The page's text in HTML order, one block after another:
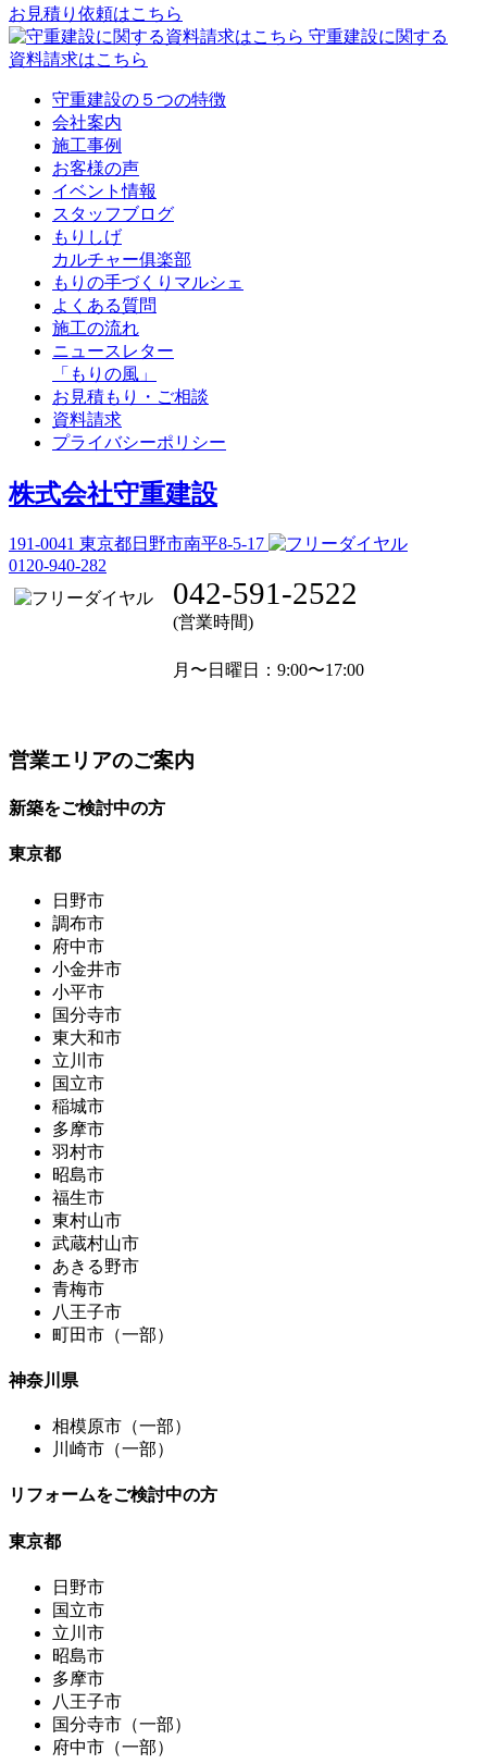
お見積り依頼はこちら
守重建設に関する
資料請求はこちら
守重建設の５つの特徴
会社案内
施工事例
お客様の声
イベント情報
スタッフブログ
もりしげ
カルチャー俱楽部
もりの手づくりマルシェ
よくある質問
施工の流れ
ニュースレター
「もりの風」
お見積もり・ご相談
資料請求
プライバシーポリシー
株式会社守重建設
191-0041 東京都日野市南平8-5-17
0120-940-282
042-591-2522
(営業時間)
月〜日曜日 ：9:00〜17:00
営業エリアのご案内
新築をご検討中の方
東京都
日野市
調布市
府中市
小金井市
小平市
国分寺市
東大和市
立川市
国立市
稲城市
多摩市
羽村市
昭島市
福生市
東村山市
武蔵村山市
あきる野市
青梅市
八王子市
町田市（一部）
神奈川県
相模原市（一部）
川崎市（一部）
リフォームをご検討中の方
東京都
日野市
国立市
立川市
昭島市
多摩市
八王子市
国分寺市（一部）
府中市（一部）